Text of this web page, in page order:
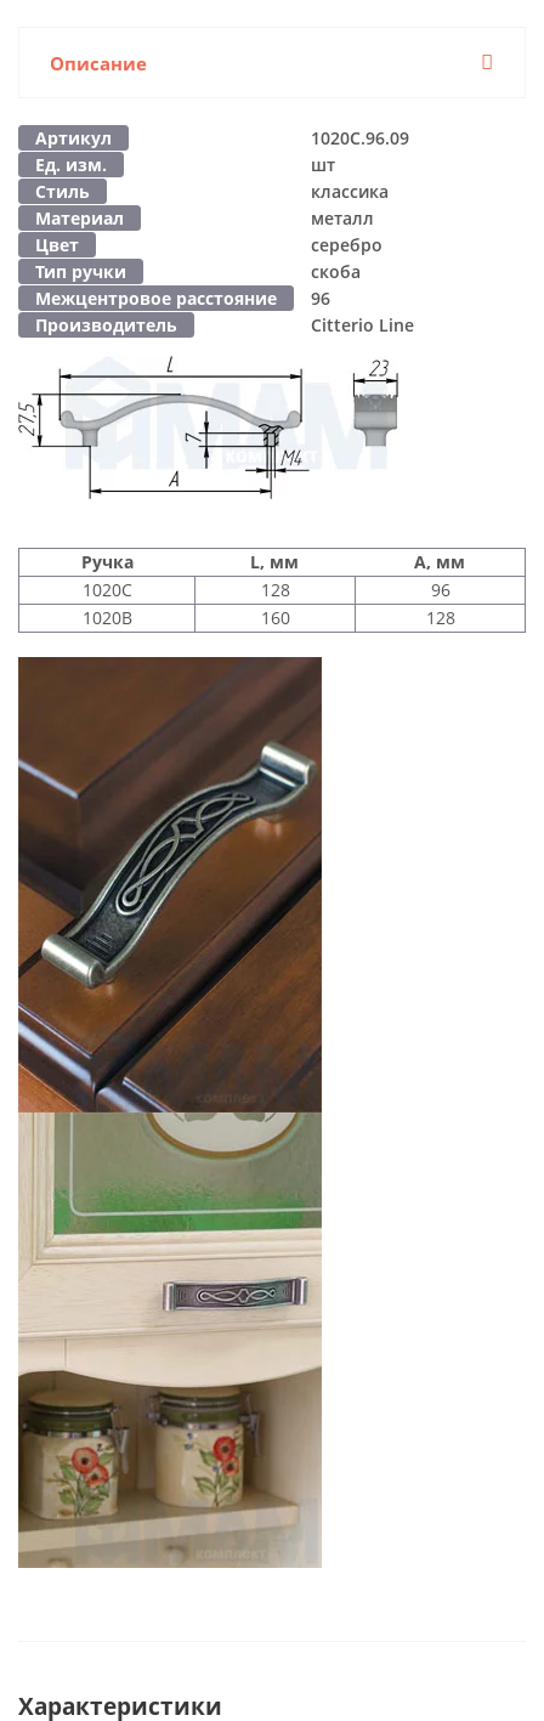
Описание
Артикул
1020C.96.09
Ед. изм.
шт
Стиль
классика
Материал
металл
Цвет
серебро
Тип ручки
скоба
Межцентровое расстояние
96
Производитель
Citterio Line
Ручка L, мм
A, мм
1020C
128
96
1020B
160 128
Характеристики